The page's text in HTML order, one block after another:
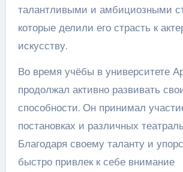
талантливыми и амбициозными
которые делили его страсть к
искусству.
Во время учёбы в университете
продолжал активно развивать
способности. Он принимал
постановках и различных
Благодаря своему таланту и
быстро привлек к себе внимание